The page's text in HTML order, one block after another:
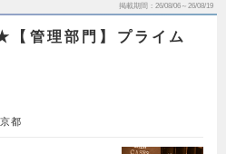
掲載期間 26/08/06～26/08/19
管理部門】プライム
都